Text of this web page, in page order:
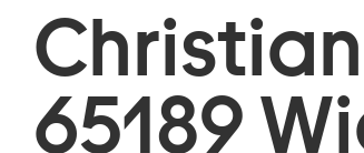
65189